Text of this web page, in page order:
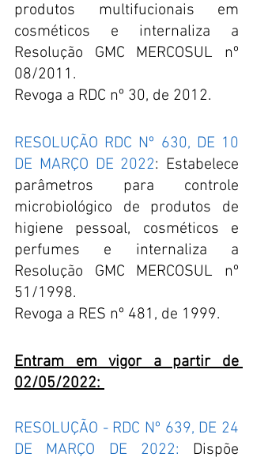
produtos multifucionais em
cosméticos e internaliza a
Resolução GMC MERCOSUL nº
08/2011.
Revoga a RDC nº 30, de 2012.
RESOLUÇÃO RDC Nº 630, DE 10
DE MARÇO DE 2022: Estabelece
parâmetros para controle
microbiológico de produtos de
higiene pessoal, cosméticos e
perfumes e internaliza a
Resolução GMC MERCOSUL nº
51/1998.
Revoga a RES nº 481, de 1999.
Entram em vigor a partir de
02/05/2022:
RESOLUÇÃO - RDC Nº 639, DE 24
DE MARÇO DE 2022: Dispõe